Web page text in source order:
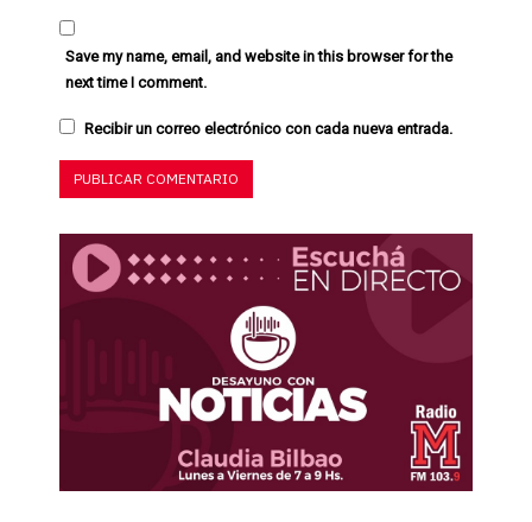
Save my name, email, and website in this browser for the
next time I comment.
Recibir un correo electrónico con cada nueva entrada.